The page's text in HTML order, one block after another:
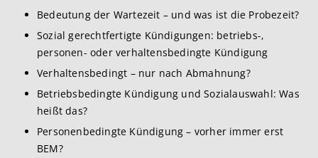
Bedeutung der Wartezeit – und was ist die Probezeit?
Sozial gerechtfertigte Kündigungen: betriebs-,
personen- oder verhaltensbedingte Kündigung
Verhaltensbedingt – nur nach Abmahnung?
Betriebsbedingte Kündigung und Sozialauswahl: Was
heißt das?
Personenbedingte Kündigung – vorher immer erst
BEM?